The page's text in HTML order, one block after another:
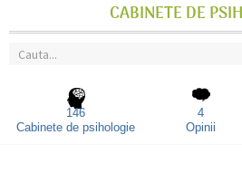
CABINETE DE
146
Cabinete de psihologie
4
Opinii